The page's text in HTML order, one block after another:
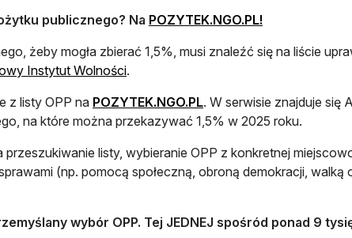
publicznego? Na POZYTEK.NGO.PL!
żeby mogła zbierać 1,5%, musi znaleźć się na liście
Instytut Wolnościotwiera się w nowej karcie
.
z listy OPP na POZYTEK.NGO.PL. W serwisie znajduje się
na które można przekazywać 1,5% w 2025 roku.
przeszukiwanie listy, wybieranie OPP z konkretnej
(np. pomocą społeczną, obroną demokracji, walką
wybór OPP. Tej JEDNEJ spośród ponad 9